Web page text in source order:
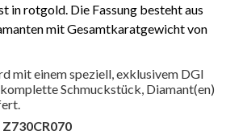
in rotgold. Die Fassung besteht aus
mit Gesamtkaratgewicht von
mit einem speziell, exklusivem DGI
Schmuckstück, Diamant(en)
Z730CR070